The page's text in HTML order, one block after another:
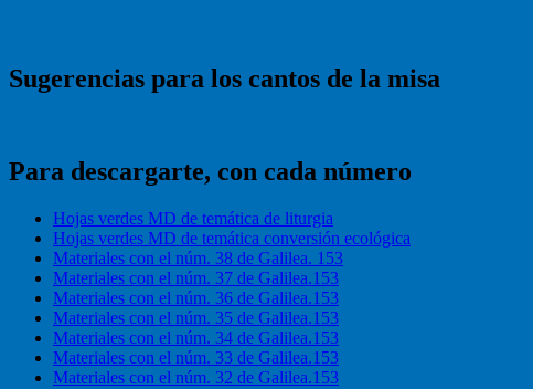
Sugerencias para los cantos de la misa
Para descargarte, con cada número
Hojas verdes MD de temática de liturgia
Hojas verdes MD de temática conversión ecológica
Materiales con el núm. 38 de Galilea. 153
Materiales con el núm. 37 de Galilea.153
Materiales con el núm. 36 de Galilea.153
Materiales con el núm. 35 de Galilea.153
Materiales con el núm. 34 de Galilea.153
Materiales con el núm. 33 de Galilea.153
Materiales con el núm. 32 de Galilea.153